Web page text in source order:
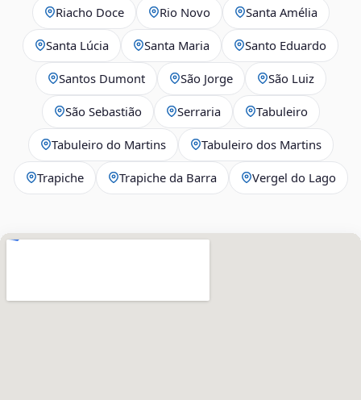
Riacho Doce Rio Novo Santa Amélia
Santa Lúcia Santa Maria Santo Eduardo
Santos Dumont São Jorge São Luiz
São Sebastião Serraria Tabuleiro
Tabuleiro do Martins Tabuleiro dos Martins
Trapiche Trapiche da Barra Vergel do Lago